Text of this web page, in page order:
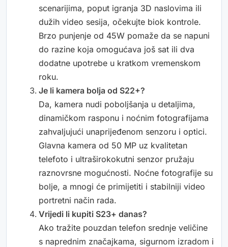
scenarijima, poput igranja 3D naslovima ili
dužih video sesija, očekujte biok kontrole.
Brzo punjenje od 45W pomaže da se napuni
do razine koja omogućava još sat ili dva
dodatne upotrebe u kratkom vremenskom
roku.
Je li kamera bolja od S22+?
Da, kamera nudi poboljšanja u detaljima,
dinamičkom rasponu i noćnim fotografijama
zahvaljujući unaprijeđenom senzoru i optici.
Glavna kamera od 50 MP uz kvalitetan
telefoto i ultraširokokutni senzor pružaju
raznovrsne mogućnosti. Noćne fotografije su
bolje, a mnogi će primijetiti i stabilniji video
portretni način rada.
Vrijedi li kupiti S23+ danas?
Ako tražite pouzdan telefon srednje veličine
s naprednim značajkama, sigurnom izradom i